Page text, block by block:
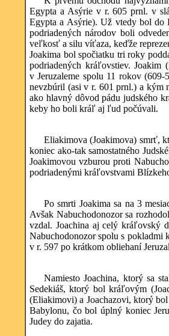
Egypta a Asýrie v r. 605 prnl. v
Egypta a Asýrie). Už vtedy bol do
podriadených národov boli
veľkosť a silu víťaza, keďže
Joakima bol spočiatku tri roky
podriadených kráľovstiev. Joakim
v Jeruzaleme spolu 11 rokov
nevzbúril (asi v r. 601 prnl.) a kým
ako hlavný dôvod pádu judského
keby ho boli kráľ aj ľud počúvali.
Eliakimova (Joakimova) smrť,
koniec ako-tak samostatného
Joakimovou vzburou proti
podriadenými kráľovstvami
Po smrti Joakima sa na 3
Avšak Nabuchodonozor sa
vzdal. Joachina aj celý kráľovský
Nabuchodonozor spolu s pokladmi
v r. 597 po krátkom obliehaní
Namiesto Joachina, ktorý sa
Sedekiáš, ktorý bol kráľovým
(Eliakimovi) a Joachazovi, ktorý
Babylonu, čo bol úplný koniec
Judey do zajatia.